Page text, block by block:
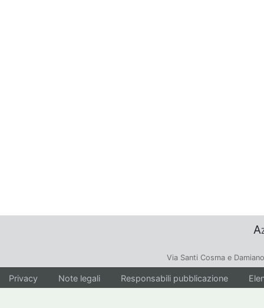
Via Santi Cosma e
Privacy Note legali Responsabili pubblicazione